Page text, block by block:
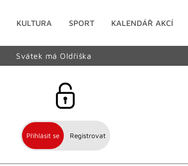
KULTURA SPORT KALENDÁŘ AKCÍ
Svátek má Oldřiška
Přihlásit se Registrovat